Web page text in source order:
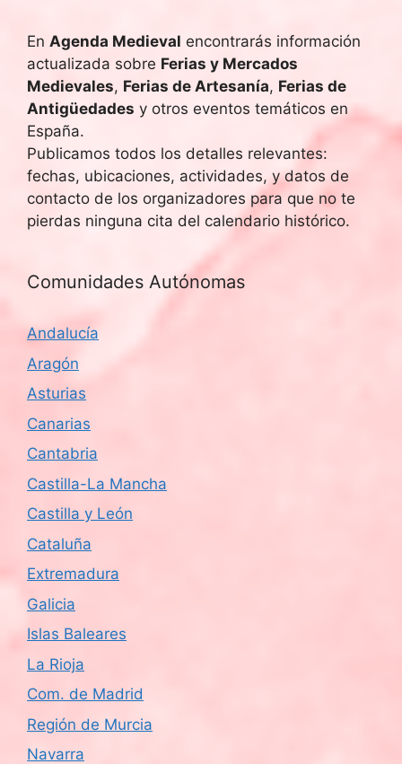
En Agenda Medieval encontrarás información
actualizada sobre Ferias y Mercados
Medievales, Ferias de Artesanía, Ferias de
Antigüedades y otros eventos temáticos en
España.
Publicamos todos los detalles relevantes:
fechas, ubicaciones, actividades, y datos de
contacto de los organizadores para que no te
pierdas ninguna cita del calendario histórico.
Comunidades Autónomas
Andalucía
Aragón
Asturias
Canarias
Cantabria
Castilla-La Mancha
Castilla y León
Cataluña
Extremadura
Galicia
Islas Baleares
La Rioja
Com. de Madrid
Región de Murcia
Navarra